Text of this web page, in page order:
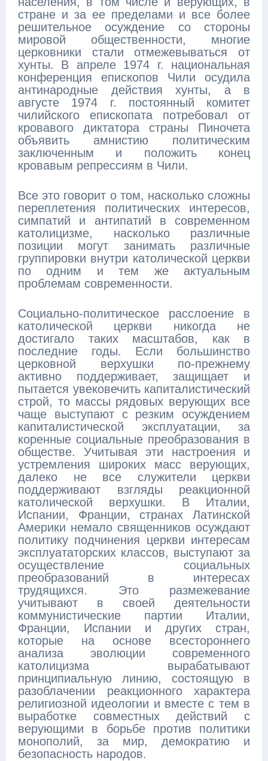
стране и за ее пределами и все более
решительное осуждение со стороны
мировой общественности, многие
церковники стали отмежевываться от
хунты. В апреле 1974 г. национальная
конференция епископов Чили осудила
антинародные действия хунты, а в
августе 1974 г. постоянный комитет
чилийского епископата потребовал от
кровавого диктатора страны Пиночета
объявить амнистию политическим
заключенным и положить конец
кровавым репрессиям в Чили.
Все это говорит о том, насколько сложны
переплетения политических интересов,
симпатий и антипатий в современном
католицизме, насколько различные
позиции могут занимать различные
группировки внутри католической церкви
по одним и тем же актуальным
проблемам современности.
Социально-политическое расслоение в
католической церкви никогда не
достигало таких масштабов, как в
последние годы. Если большинство
церковной верхушки по-прежнему
активно поддерживает, защищает и
пытается увековечить капиталистический
строй, то массы рядовых верующих все
чаще выступают с резким осуждением
капиталистической эксплуатации, за
коренные социальные преобразования в
обществе. Учитывая эти настроения и
устремления широких масс верующих,
далеко не все служители церкви
поддерживают взгляды реакционной
католической верхушки. В Италии,
Испании, Франции, странах Латинской
Америки немало священников осуждают
политику подчинения церкви интересам
эксплуататорских классов, выступают за
осуществление социальных
преобразований в интересах
трудящихся. Это размежевание
учитывают в своей деятельности
коммунистические партии Италии,
Франции, Испании и других стран,
которые на основе всестороннего
анализа эволюции современного
католицизма вырабатывают
принципиальную линию, состоящую в
разоблачении реакционного характера
религиозной идеологии и вместе с тем в
выработке совместных действий с
верующими в борьбе против политики
монополий, за мир, демократию и
безопасность народов.